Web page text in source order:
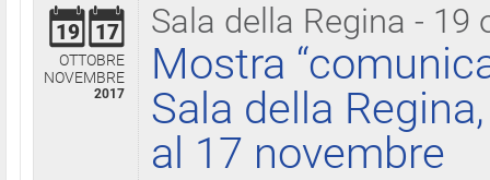
Sala della Regina - 19
19 17
OTTOBRE
NOVEMBRE
2017
Mostra
Sala della
al 17 novembre